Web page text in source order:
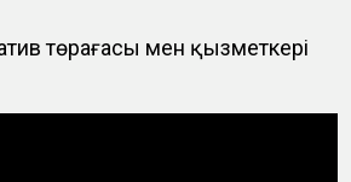
төрағасы мен қызметкері